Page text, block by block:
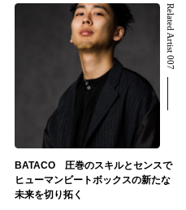
Related Artist 007
BATACO 圧巻のスキルとセンスで
ヒューマンビートボックスの新たな
未来を切り拓く